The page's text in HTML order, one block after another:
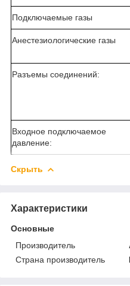
Подключаемые газы
Анестезиологические газы
Разъемы соединений:
Входное подключаемое
давление:
Скрыть
Характеристики
Основные
Производитель
Страна производитель